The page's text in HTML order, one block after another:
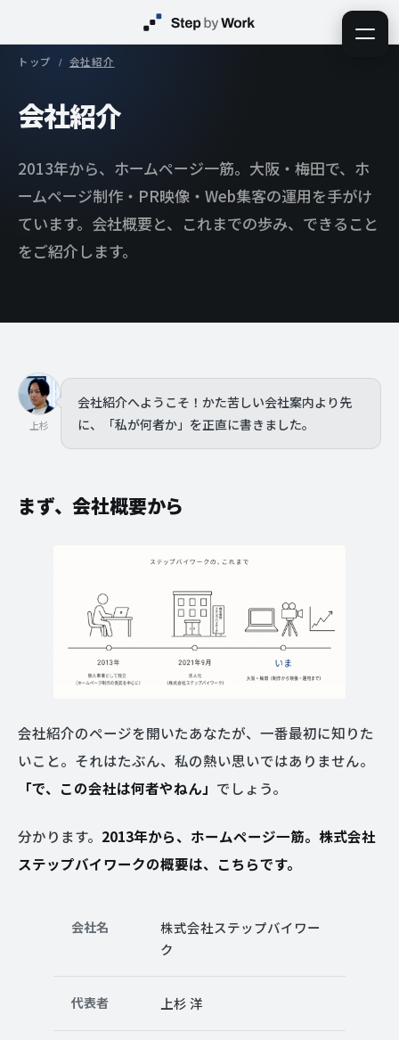
トップ 会社紹介
会社紹介
2013年から、ホームページ一筋。大阪・梅田で、ホ
ームページ制作・PR映像・Web集客の運用を手がけ
ています。会社概要と、これまでの歩み、できること
をご紹介します。
上杉
会社紹介へようこそ！かた苦しい会社案内より先
に、「私が何者か」を正直に書きました。
まず、会社概要から
会社紹介のページを開いたあなたが、一番最初に知りた
いこと。それはたぶん、私の熱い思いではありません。
「で、この会社は何者やねん」 でしょう。
分かります。 2013年から、ホームページ一筋。株式会社
ステップバイワークの概要は、こちらです。
会社名
株式会社ステップバイワー
ク
代表者 上杉 洋